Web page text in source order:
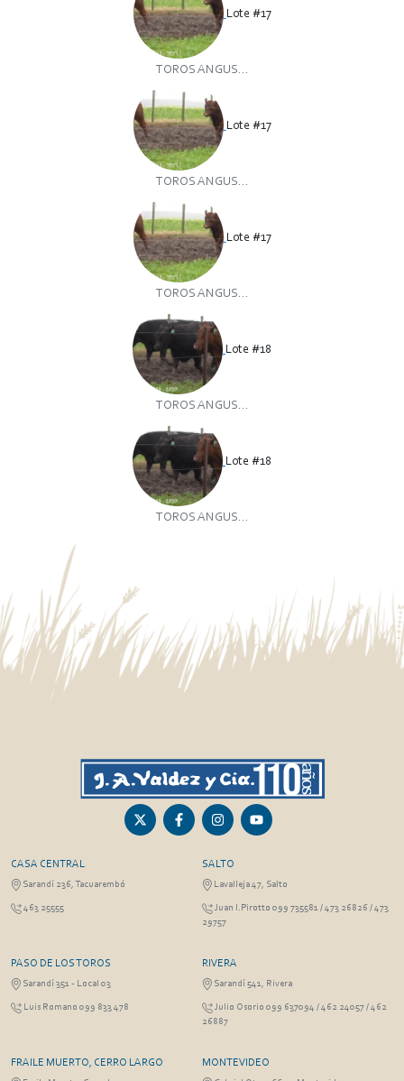
Lote #17
TOROS ANGUS...
Lote #17
TOROS ANGUS...
Lote #17
TOROS ANGUS...
Lote #18
TOROS ANGUS...
Lote #18
TOROS ANGUS...
CASA CENTRAL
Sarandí 236, Tacuarembó
463 25555
SALTO
Lavalleja 47, Salto
Juan I.Pirotto 099 735581 / 473 26826 / 473
29757
PASO DE LOS TOROS
Sarandí 351 - Local 03
Luis Romano 099 833 478
RIVERA
Sarandí 541, Rivera
Julio Osorio 099 637094 / 462 24057 / 462
26887
FRAILE MUERTO, CERRO LARGO MONTEVIDEO